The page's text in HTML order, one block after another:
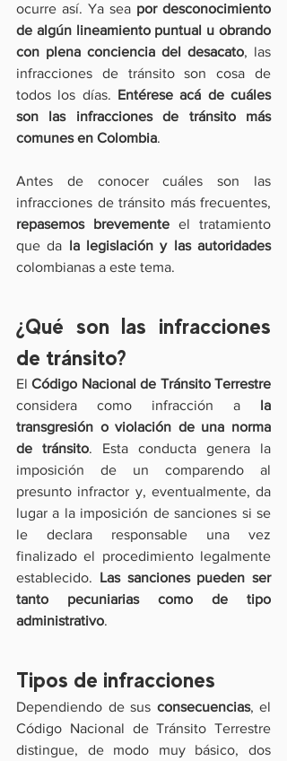
ocurre así. Ya sea por desconocimiento
de algún lineamiento puntual u obrando
con plena conciencia del desacato, las
infracciones de tránsito son cosa de
todos los días. Entérese acá de cuáles
son las infracciones de tránsito más
comunes en Colombia.
Antes de conocer cuáles son las
repasemos brevemente el tratamiento
que da la legislación y las autoridades
colombianas a este tema.
¿Qué son las infracciones
de tránsito?
El Código Nacional de Tránsito Terrestre
considera como infracción a la
transgresión o violación de una norma
de tránsito. Esta conducta genera la
imposición de un comparendo al
presunto infractor y, eventualmente, da
lugar a la imposición de sanciones si se
le declara responsable una vez
finalizado el procedimiento legalmente
establecido. Las sanciones pueden ser
tanto pecuniarias como de tipo
administrativo.
Tipos de infracciones
Dependiendo de sus consecuencias, el
Código Nacional de Tránsito Terrestre
distingue, de modo muy básico, dos